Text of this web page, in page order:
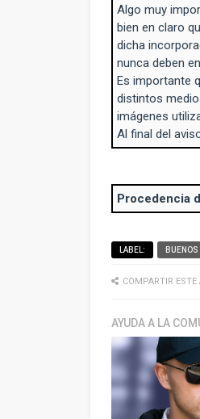
Algo muy
bien en claro
dicha
nunca deben
Es importante
distintos
imágenes
Al final del
Procedencia
LABEL: BUENOS
COMPARTIR ESTE
AYUDA A LA